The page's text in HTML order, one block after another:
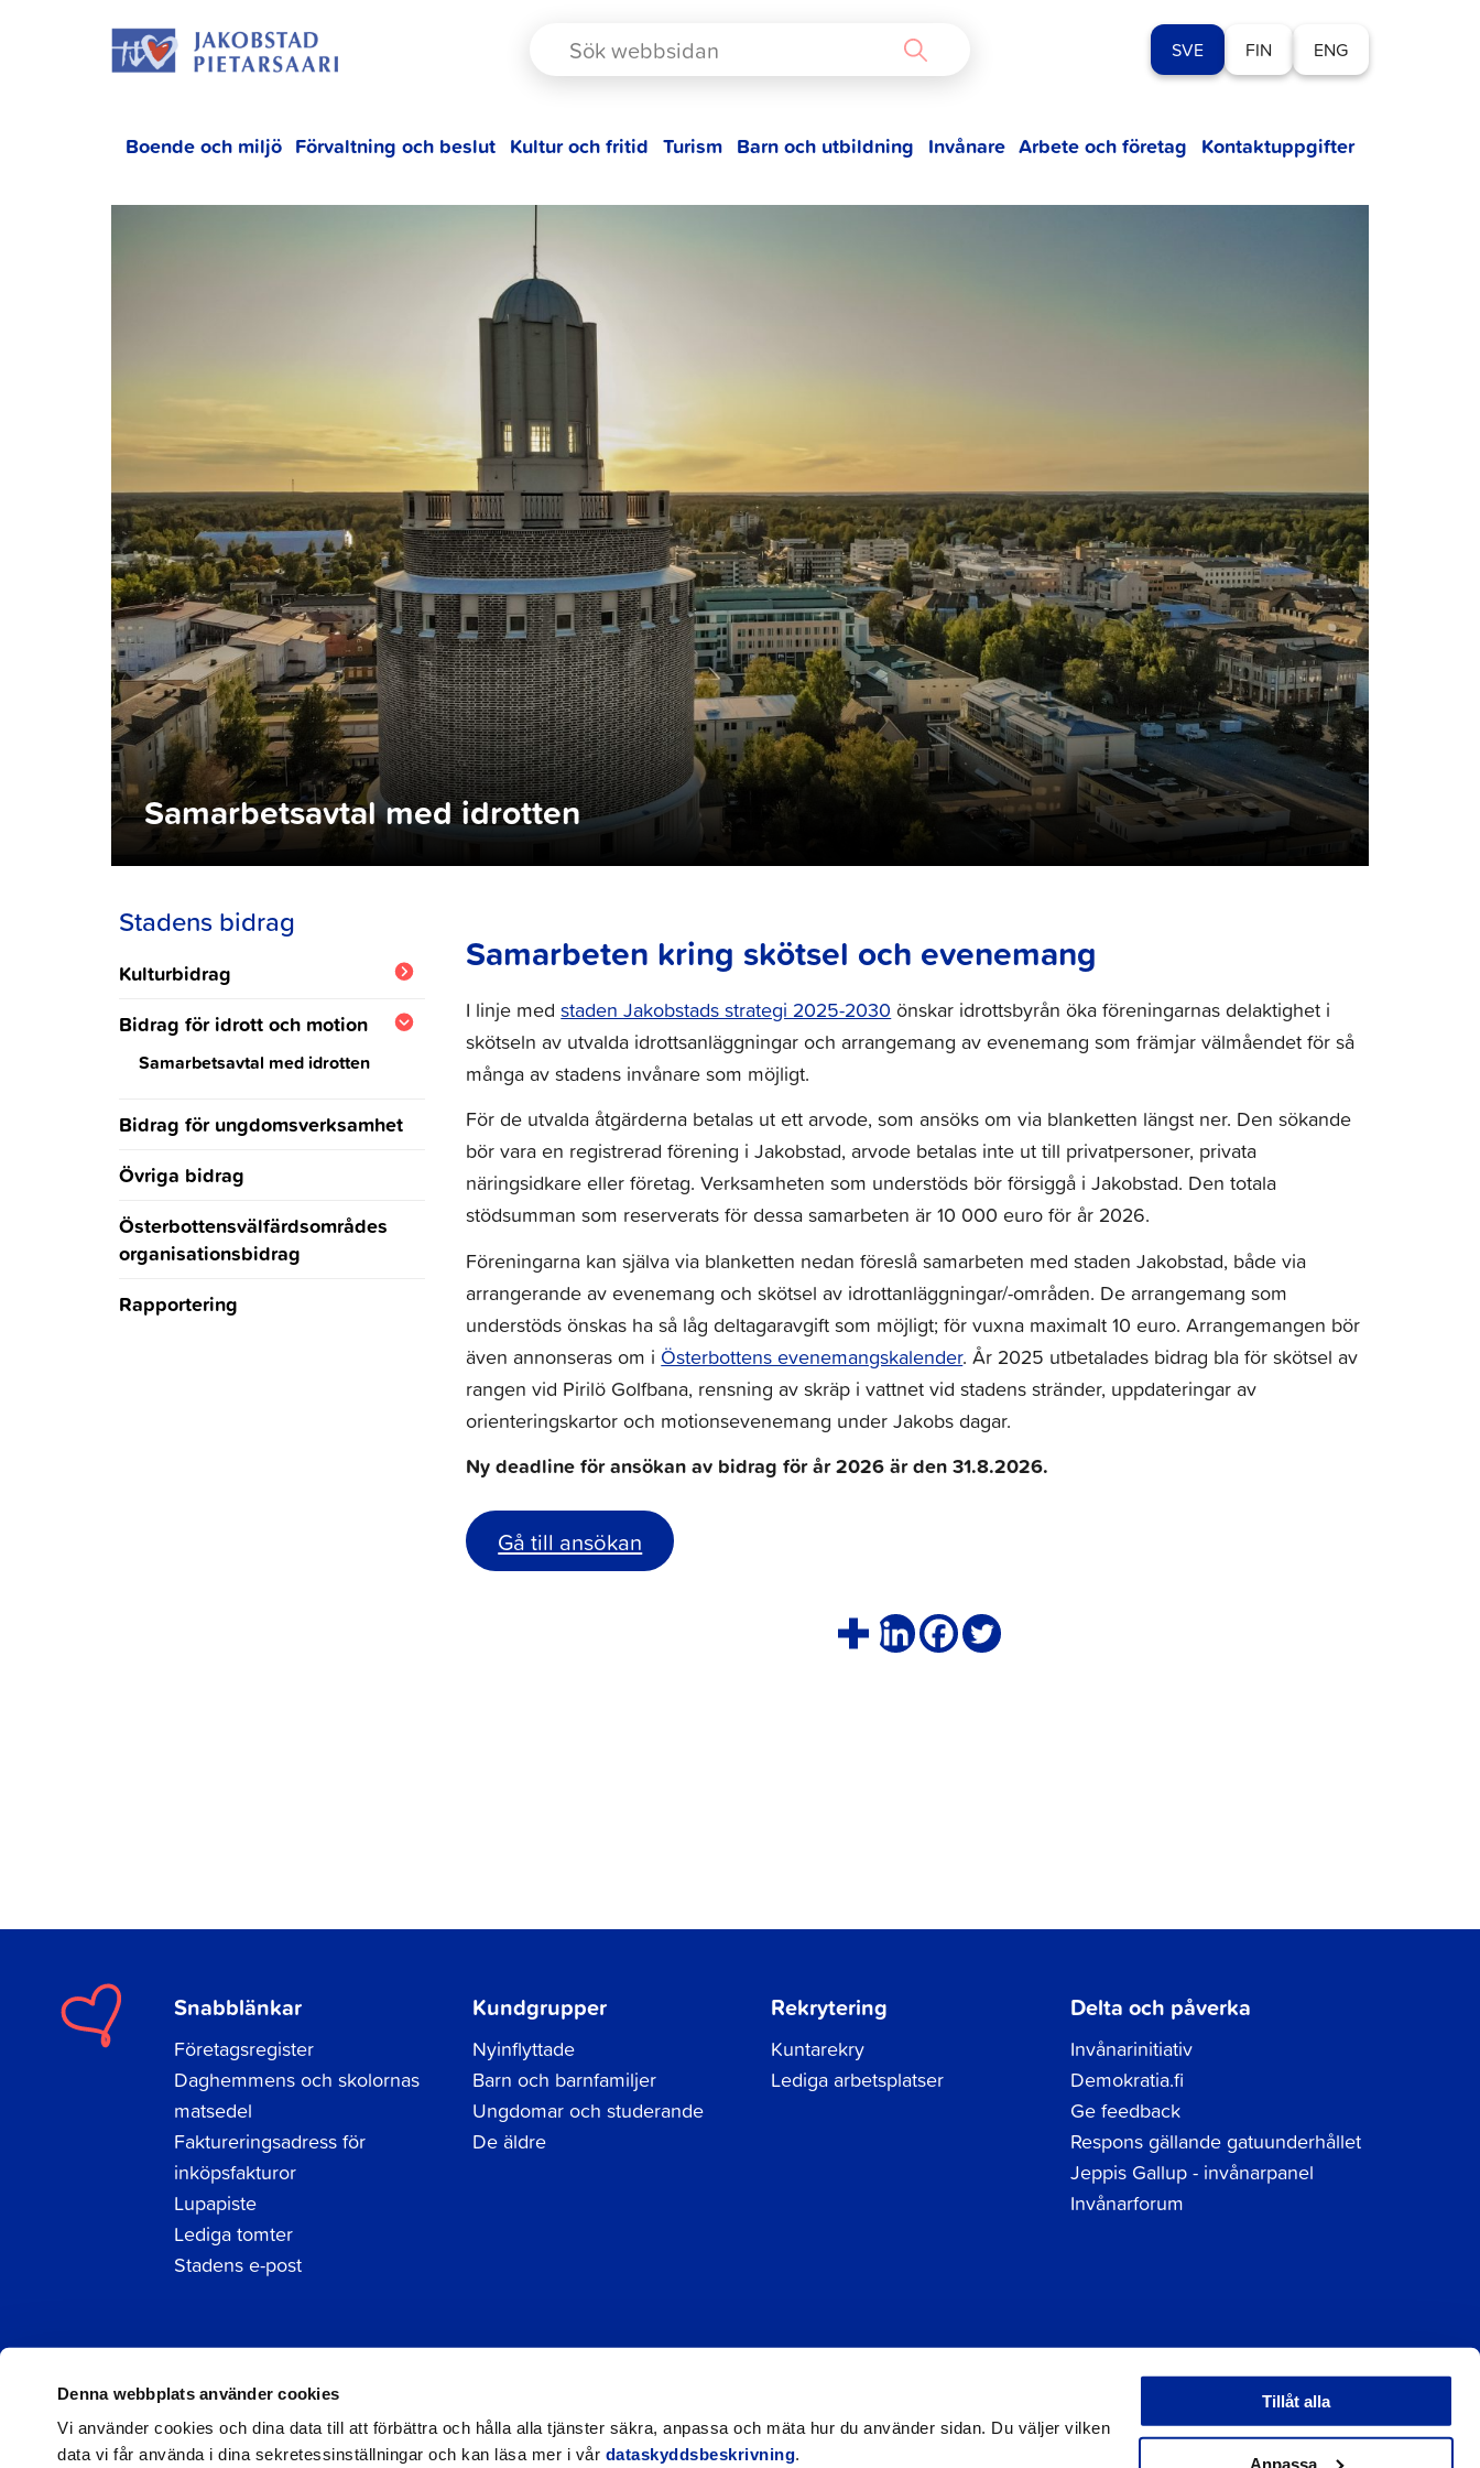
Denna webbplats använder cookies
Vi använder cookies och dina data till att förbättra och hålla alla tjänster säkra, anpassa och mäta hur du använder sidan. Du väljer vilken
data vi får använda i dina sekretessinställningar och kan läsa mer i vår dataskyddsbeskrivning.
Tillåt alla
Anpassa
SVE FIN ENG
Boende och miljö Förvaltning och beslut Kultur och fritid Turism Barn och utbildning Invånare Arbete och företag Kontaktuppgifter
Samarbetsavtal med idrotten
Stadens bidrag
Kulturbidrag
Såddfinansiering för
kulturevenemang
Bidrag för idrott och motion
Samarbetsavtal med idrotten
Bidrag för ungdomsverksamhet
Övriga bidrag
Österbottensvälfärdsområdes
organisationsbidrag
Rapportering
Samarbeten kring skötsel och evenemang
I linje medstaden Jakobstads strategi 2025-2030 önskar idrottsbyrån öka föreningarnas delaktighet i
skötseln av utvalda idrottsanläggningar och arrangemang av evenemang som främjar välmåendet för så
många av stadens invånare som möjligt.
För de utvalda åtgärderna betalas ut ett arvode, som ansöks om via blanketten längst ner. Den sökande
bör vara en registrerad förening i Jakobstad, arvode betalas inte ut till privatpersoner, privata
näringsidkare eller företag. Verksamheten som understöds bör försiggå i Jakobstad. Den totala
stödsumman som reserverats för dessa samarbeten är 10 000 euro för år 2026.
Föreningarna kan själva via blanketten nedan föreslå samarbeten med staden Jakobstad, både via
arrangerande av evenemang och skötsel av idrottanläggningar/-områden. De arrangemang som
understöds önskas ha så låg deltagaravgift som möjligt; för vuxna maximalt 10 euro. Arrangemangen bör
även annonseras om i Österbottens evenemangskalender. År 2025 utbetalades bidrag bla för skötsel av
rangen vid Pirilö Golfbana, rensning av skräp i vattnet vid stadens stränder, uppdateringar av
orienteringskartor och motionsevenemang under Jakobs dagar.
Ny deadline för ansökan av bidrag för år 2026 är den 31.8.2026.
Gå till ansökan
Snabblänkar
Företagsregister
Daghemmens och skolornas
matsedel
Faktureringsadress för
inköpsfakturor
Lupapiste
Lediga tomter
Stadens e-post
Kundgrupper
Nyinflyttade
Barn och barnfamiljer
Ungdomar och studerande
De äldre
Rekrytering
Kuntarekry
Lediga arbetsplatser
Delta och påverka
Invånarinitiativ
Demokratia.fi
Ge feedback
Respons gällande gatuunderhållet
Jeppis Gallup - invånarpanel
Invånarforum
Facebook
Instagram
LinkedIn
registraturen@jakobstad.fiTillgänglighetsutlåtande